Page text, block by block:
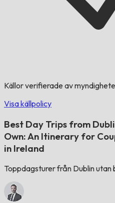
Källor verifierade av
Visa källpolicy
Best Day Trips from
Own: An Itinerary for
in Ireland
Toppdagsturer från Dublin utan